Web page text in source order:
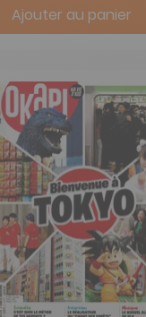
Ajouter au panier